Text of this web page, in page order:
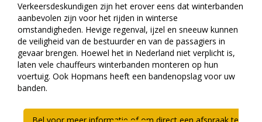
Verkeersdeskundigen zijn het erover eens dat winterbanden
aanbevolen zijn voor het rijden in winterse
omstandigheden. Hevige regenval, ijzel en sneeuw kunnen
de veiligheid van de bestuurder en van de passagiers in
gevaar brengen. Hoewel het in Nederland niet verplicht is,
laten vele chauffeurs winterbanden monteren op hun
voertuig. Ook Hopmans heeft een bandenopslag voor uw
banden.